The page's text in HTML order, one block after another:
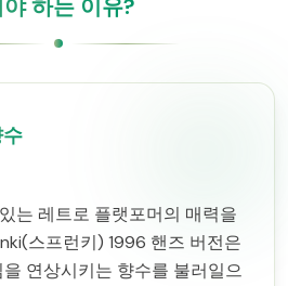
하는 이유?
는 레트로 플랫포머의 매력을
스프런키) 1996 핸즈 버전은
연상시키는 향수를 불러일으